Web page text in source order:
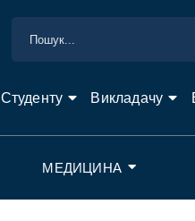
Студенту Викладачу
МЕДИЦИНА